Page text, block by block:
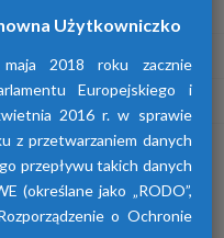
HANKISON
Użytkowniczko
2018 roku zacznie
Europejskiego i
2016 r. w sprawie
z przetwarzaniem danych
przepływu takich danych
(określane jako „RODO”,
o Ochronie